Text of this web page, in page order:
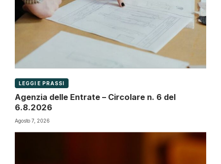
LEGGI E PRASSI
Agenzia delle Entrate – Circolare n. 6 del
6.8.2026
Agosto 7, 2026